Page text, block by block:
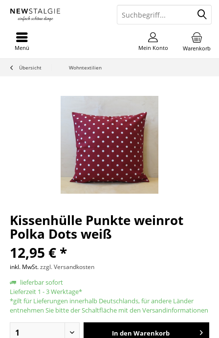
Warenkorb
Mein Konto
Menü
Übersicht Wohntextilien
Kissenhülle Punkte weinrot
Polka Dots weiß
12,95 € *
inkl. MwSt.zzgl. Versandkosten
lieferbar sofort
Lieferzeit 1 - 3 Werktage*
*gilt für Lieferungen innerhalb Deutschlands, für andere Länder
entnehmen Sie bitte der Schaltfläche mit den Versandinformationen
In den Warenkorb